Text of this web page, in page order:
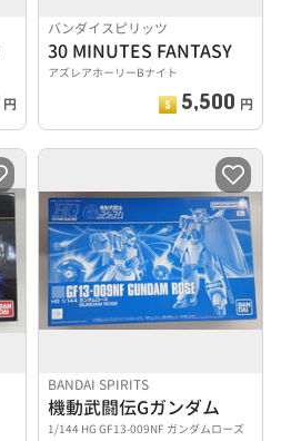
円
バンダイスピリッツ
30 MINUTES FANTASY
アズレアホーリーBナイト
5,500 円
BANDAI SPIRITS
機動武闘伝Gガンダム
1/144 HG GF13-009NF ガンダムローズ